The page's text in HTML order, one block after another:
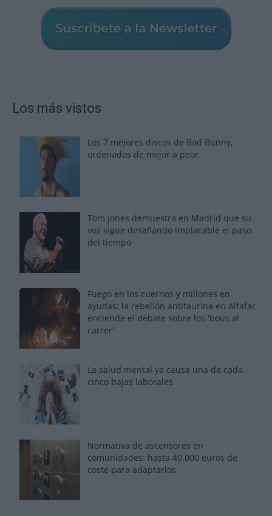
Los más vistos
Los 7 mejores discos de Bad Bunny,
ordenados de mejor a peor
Tom Jones demuestra en Madrid que su
voz sigue desafiando implacable el paso
del tiempo
Fuego en los cuernos y millones en
ayudas: la rebelión antitaurina en Alfafar
enciende el debate sobre los 'bous al
carrer'
La salud mental ya causa una de cada
cinco bajas laborales
Normativa de ascensores en
comunidades: hasta 40.000 euros de
coste para adaptarlos